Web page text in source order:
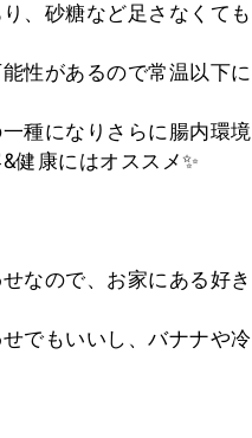
、砂糖など足さなくても
性があるので常温以下に
種になりさらに腸内環境
健康にはオススメ✨
なので、お家にある好き
でもいいし、バナナや冷